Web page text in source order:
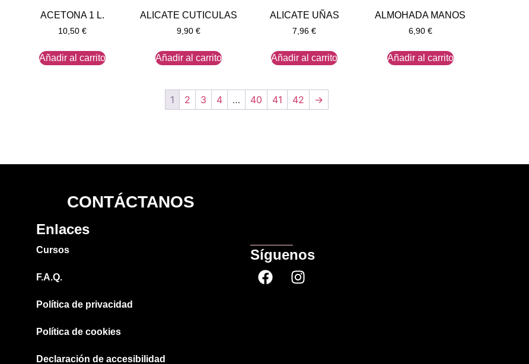
ACETONA 1 L.
10,50€
Añadir al carrito
ALICATE CUTICULAS
9,90 €
Añadir al carrito
ALICATE UÑAS
7,96€
Añadir al carrito
ALMOHADA MANOS
6,90 €
Añadir al carrito
1 2 3 4 … 40 41 42 →
CONTÁCTANOS
Enlaces
Cursos
F.A.Q.
Política de privacidad
Política de cookies
Declaración de accesibilidad
Síguenos